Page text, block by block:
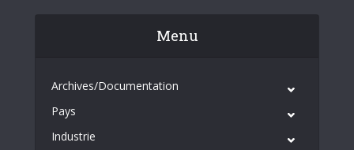
Menu
Archives/Documentation
Pays
Industrie